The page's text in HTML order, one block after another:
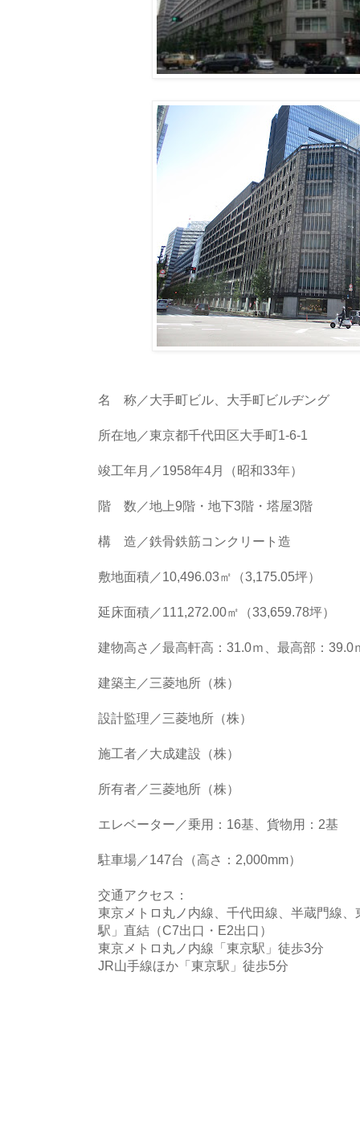
名 称／大手町ビル、大手町ビルヂング
所在地／東京都千代田区大手町1-6-1
竣工年月／1958年4月（昭和33年）
階 数／地上9階・地下3階・塔屋3階
構 造／鉄骨鉄筋コンクリート造
敷地面積／10,496.03㎡（3,175.05坪）
延床面積／111,272.00㎡（33,659.78坪）
建物高さ／最高軒高：31.0ｍ、最高部：39.0
建築主／三菱地所（株）
設計監理／三菱地所（株）
施工者／大成建設（株）
所有者／三菱地所（株）
エレベーター／乗用：16基、貨物用：2基
駐車場／147台（高さ：2,000mm）
交通アクセス：
東京メトロ丸ノ内線、千代田線、半蔵門線
駅」直結（C7出口・E2出口）
東京メトロ丸ノ内線「東京駅」徒歩3分
JR山手線ほか「東京駅」徒歩5分